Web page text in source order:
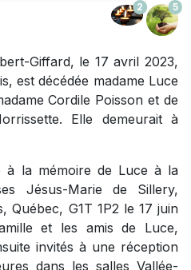
2 5
Giffard, le 17 avril 2023,
est décédée madame Luce
Cordile Poisson et de
Elle demeurait à
à la mémoire de Luce à la
Jésus-Marie de Sillery,
Québec, G1T 1P2 le 17 juin
et les amis de Luce,
invités à une réception
dans les salles Vallée-